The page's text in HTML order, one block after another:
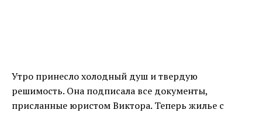
Утро принесло холодный душ и твердую
решимость. Она подписала все документы,
присланные юристом Виктора. Теперь жилье с